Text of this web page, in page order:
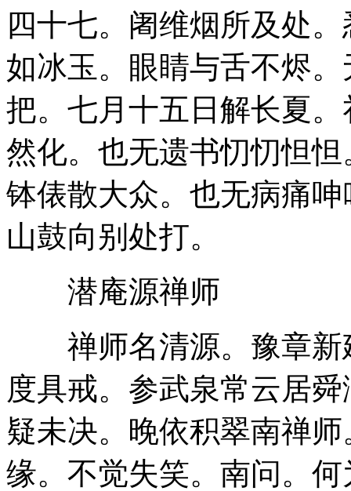
四十七。阇维烟所及处
如冰玉。眼睛与舌不烬
把。七月十五日解长夏
然化。也无遗书忉忉怛
钵俵散大众。也无病痛
山鼓向别处打。
潜庵源禅师
禅师名清源。豫章新
度具戒。参武泉常云居
疑未决。晚依积翠南禅
缘。不觉失笑。南问。